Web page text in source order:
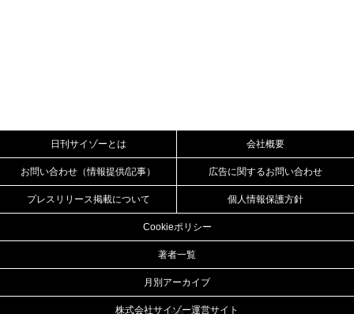
日刊サイゾーとは 会社概要
お問い合わせ（情報提供/記事） 広告に関するお問い合わせ
プレスリリース掲載について 個人情報保護方針
Cookieポリシー
著者一覧
月別アーカイブ
株式会社サイゾー運営サイト